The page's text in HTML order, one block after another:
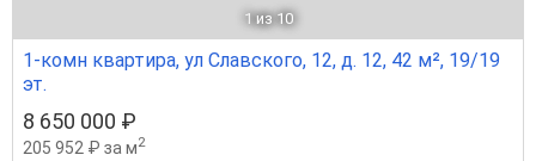
1 из 10
1-комн квартира, ул Славского, 12, д. 12, 42 м², 19/19
эт.
8 650 000 ₽
205 952 ₽ за м2